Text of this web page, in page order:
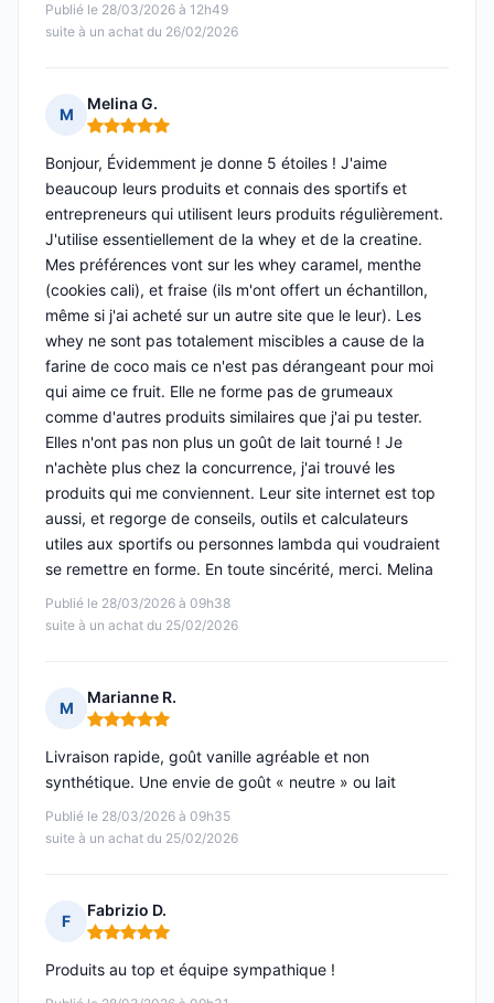
Publié le 28/03/2026 à 12h49
suite à un achat du 26/02/2026
M
Melina G.
Note : 5 sur 5
Publié le 28/03/2026 à 09h38
suite à un achat du 25/02/2026
Bonjour, Évidemment je donne 5 étoiles ! J'aime
beaucoup leurs produits et connais des sportifs et
entrepreneurs qui utilisent leurs produits régulièrement.
J'utilise essentiellement de la whey et de la creatine.
Mes préférences vont sur les whey caramel, menthe
(cookies cali), et fraise (ils m'ont offert un échantillon,
même si j'ai acheté sur un autre site que le leur). Les
whey ne sont pas totalement miscibles a cause de la
farine de coco mais ce n'est pas dérangeant pour moi
qui aime ce fruit. Elle ne forme pas de grumeaux
comme d'autres produits similaires que j'ai pu tester.
Elles n'ont pas non plus un goût de lait tourné ! Je
n'achète plus chez la concurrence, j'ai trouvé les
produits qui me conviennent. Leur site internet est top
aussi, et regorge de conseils, outils et calculateurs
utiles aux sportifs ou personnes lambda qui voudraient
se remettre en forme. En toute sincérité, merci. Melina
M
Marianne R.
Note : 5 sur 5
Publié le 28/03/2026 à 09h35
suite à un achat du 25/02/2026
Livraison rapide, goût vanille agréable et non
synthétique. Une envie de goût « neutre » ou lait
F
Fabrizio D.
Note : 5 sur 5
Produits au top et équipe sympathique !